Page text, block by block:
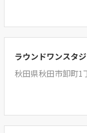
ラウンドワンスタ
秋田県秋田市卸町1